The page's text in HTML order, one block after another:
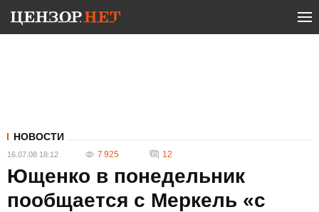
НОВОСТИ
16.07.08 18:12 7 925 12
Ющенко в понедельник
пообщается с Меркель «с